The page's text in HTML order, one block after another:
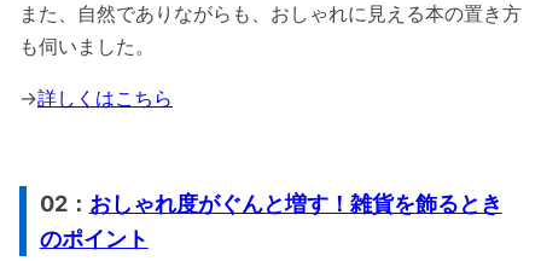
また、自然でありながらも、おしゃれに見える本の置き方
も伺いました。
→詳しくはこちら
02： おしゃれ度がぐんと増す！雑貨を飾るとき
のポイント